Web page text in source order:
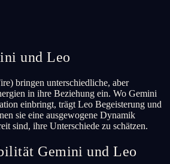
und Leo
bringen unterschiedliche, aber
in ihre Beziehung ein. Wo Gemini
einbringt, trägt Leo Begeisterung und
sie eine ausgewogene Dynamik
sind, ihre Unterschiede zu schätzen.
Gemini und Leo